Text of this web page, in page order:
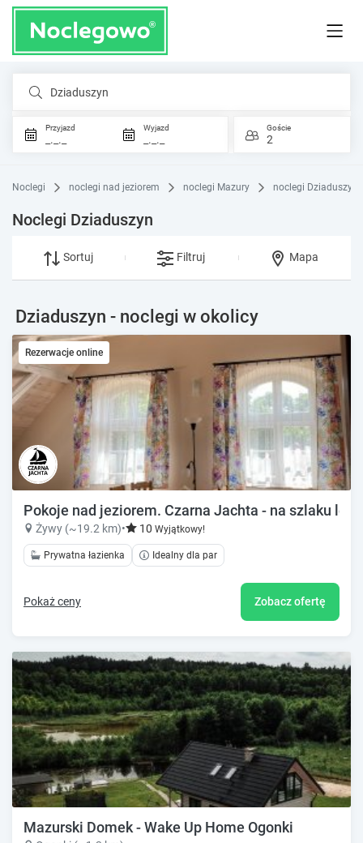
Dziaduszyn
Przyjazd
_._._
Wyjazd
_._._
Goście
2
Noclegi noclegi nad jeziorem noclegi Mazury noclegi Dziaduszyn
Noclegi Dziaduszyn
Sortuj Filtruj Mapa
Dziaduszyn - noclegi w okolicy
Rezerwacje online
Pokoje nad jeziorem. Czarna Jachta - na szlaku
Żywy (~19.2 km)• 10 Wyjątkowy!
Prywatna łazienka Idealny dla par
Pokaż ceny Zobacz ofertę
Mazurski Domek - Wake Up Home Ogonki